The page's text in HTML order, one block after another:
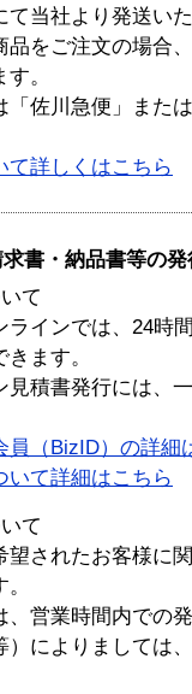
て当社より発送い
品をご注文の場合
。
佐川急便」また
て詳しくはこちら
求書・納品書等の
て
ラインでは、24時
ます。
積書発行には、
員（BizID）の詳細
いて詳細はこちら
て
望されたお客様に
、営業時間内での
）によりましては